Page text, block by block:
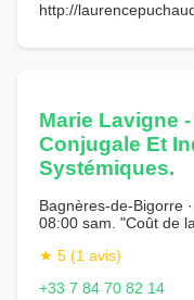
http://
Marie Lavigne
Conjugale Et
Systémiques.
Bagnères-de-Bigorre
08:00 sam. "Coût de
★ 5 (1 avis)
+33 7 84 70 82 14